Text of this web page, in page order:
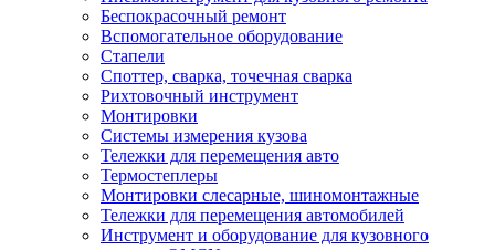
Беспокрасочный ремонт
Вспомогательное оборудование
Стапели
Споттер, сварка, точечная сварка
Рихтовочный инструмент
Монтировки
Системы измерения кузова
Тележки для перемещения авто
Термостеплеры
Монтировки слесарные, шиномонтажные
Тележки для перемещения автомобилей
Инструмент и оборудование для кузовного